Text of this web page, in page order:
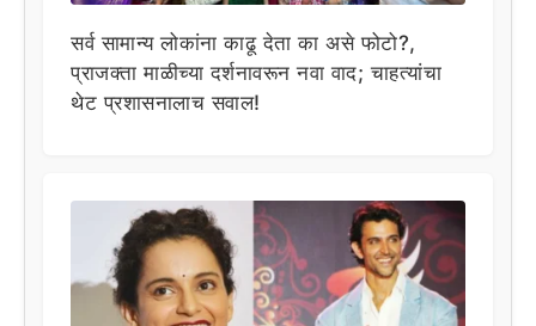
सर्व सामान्य लोकांना काढू देता का असे फोटो?,
प्राजक्ता माळीच्या दर्शनावरून नवा वाद; चाहत्यांचा
थेट प्रशासनालाच सवाल!